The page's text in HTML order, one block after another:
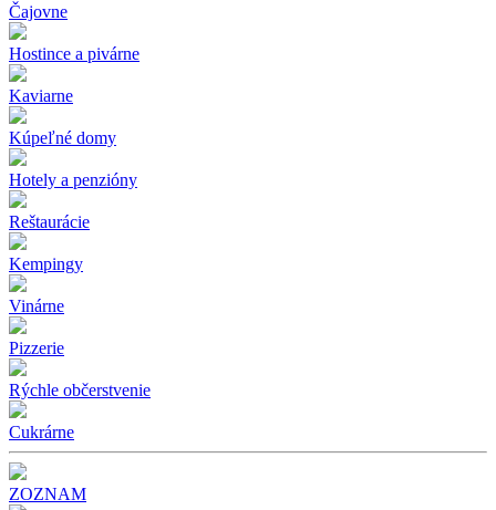
Čajovne
Hostince a pivárne
Kaviarne
Kúpeľné domy
Hotely a penzióny
Reštaurácie
Kempingy
Vinárne
Pizzerie
Rýchle občerstvenie
Cukrárne
ZOZNAM